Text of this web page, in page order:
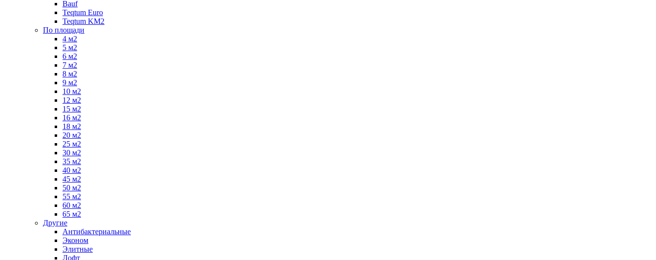
Bauf
Teqtum Euro
Teqtum KM2
По площади
4 м2
5 м2
6 м2
7 м2
8 м2
9 м2
10 м2
12 м2
15 м2
16 м2
18 м2
20 м2
25 м2
30 м2
35 м2
40 м2
45 м2
50 м2
55 м2
60 м2
65 м2
Другие
Антибактериальные
Эконом
Элитные
Лофт